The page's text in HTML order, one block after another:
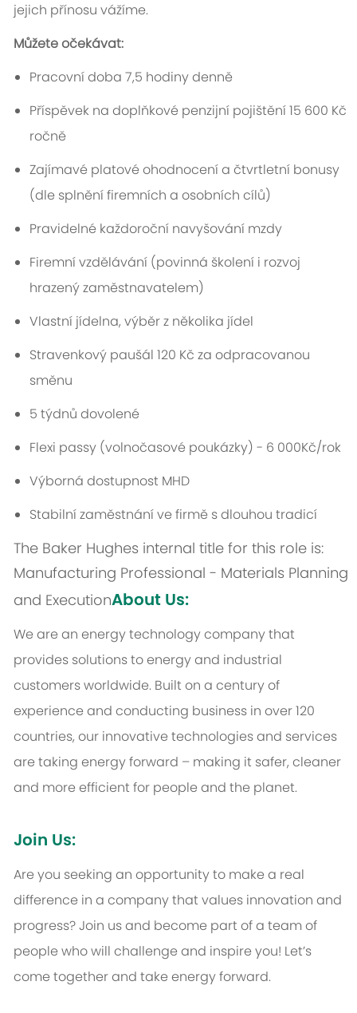
jejich přínosu vážíme.
Můžete očekávat:
Pracovní doba 7,5 hodiny denně
Příspěvek na doplňkové penzijní pojištění 15 600 Kč
ročně
Zajímavé platové ohodnocení a čtvrtletní bonusy
(dle splnění firemních a osobních cílů)
Pravidelné každoroční navyšování mzdy
Firemní vzdělávání (povinná školení i rozvoj
hrazený zaměstnavatelem)
Vlastní jídelna, výběr z několika jídel
Stravenkový paušál 120 Kč za odpracovanou
směnu
5 týdnů dovolené
Flexi passy (volnočasové poukázky) - 6 000Kč/rok
Výborná dostupnost MHD
Stabilní zaměstnání ve firmě s dlouhou tradicí
The Baker Hughes internal title for this role is:
Manufacturing Professional - Materials Planning
and ExecutionAbout Us:
We are an energy technology company that
provides solutions to energy and industrial
customers worldwide. Built on a century of
experience and conducting business in over 120
countries, our innovative technologies and services
are taking energy forward – making it safer, cleaner
and more efficient for people and the planet.
Join Us:
Are you seeking an opportunity to make a real
difference in a company that values innovation and
progress? Join us and become part of a team of
people who will challenge and inspire you! Let’s
come together and take energy forward.